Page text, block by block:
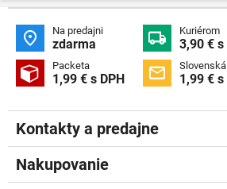
 Na predajni
zdarma  Kuriérom
3,90 € s
 Packeta
1,99 € s DPH  1,99 € s
Kontakty a predajne
Nakupovanie